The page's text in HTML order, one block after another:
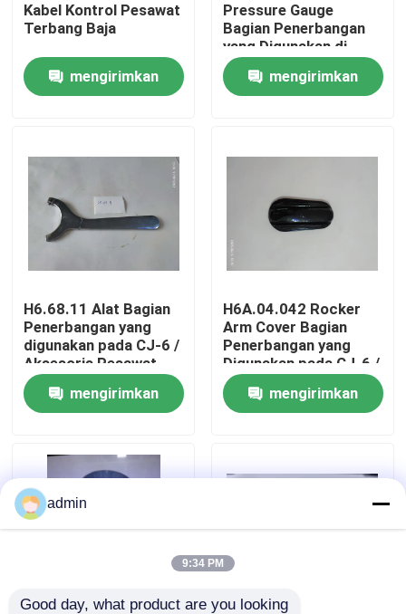
Rumah
video
Tur Pabrik
Kontrol Kualitas
Berita
Bagian Penerbangan
Kabel Kontrol Pesawat
Terbang Baja
mengirimkan
Pressure Gauge
Bagian Penerbangan
yang Digunakan di
Nanchang CJ-6
mengirimkan
H6.68.11 Alat Bagian
Penerbangan yang
digunakan pada CJ-6 /
Aksesoris Pesawat
mengirimkan
H6A.04.042 Rocker
Arm Cover Bagian
Penerbangan yang
Digunakan pada CJ-6 /
Aksesoris Pesawat
mengirimkan
admin
9:34 PM
Good day, what product are you looking